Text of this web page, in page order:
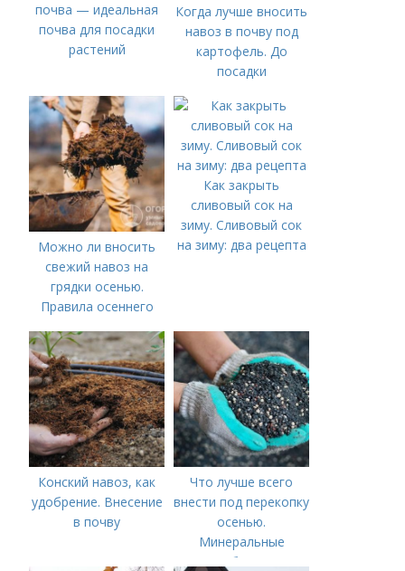
почва — идеальная
почва для посадки
растений
Когда лучше вносить
навоз в почву под
картофель. До
посадки
Можно ли вносить
свежий навоз на
грядки осенью.
Правила осеннего
Как закрыть
сливовый сок на
зиму. Сливовый сок
на зиму: два рецепта
Конский навоз, как
удобрение. Внесение
в почву
Что лучше всего
внести под перекопку
осенью.
Минеральные
удобрения